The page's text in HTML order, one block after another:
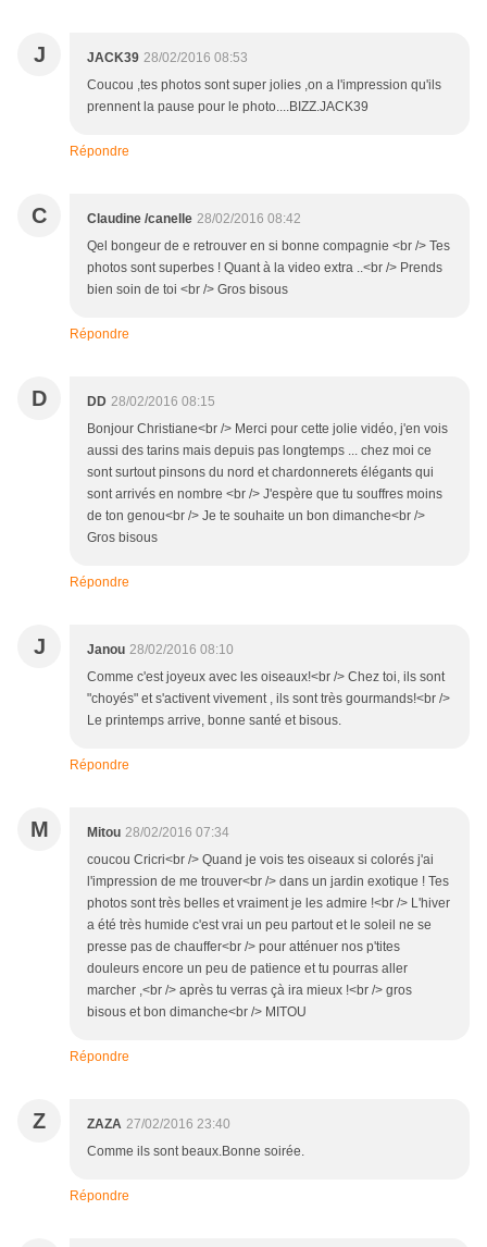
J JACK39 28/02/2016 08:53
Coucou ,tes photos sont super jolies ,on a l'impression qu'ils
prennent la pause pour le photo....BIZZ.JACK39
Répondre
C Claudine /canelle 28/02/2016 08:42
Qel bongeur de e retrouver en si bonne compagnie <br /> Tes
photos sont superbes ! Quant à la video extra ..<br /> Prends
bien soin de toi <br /> Gros bisous
Répondre
D DD 28/02/2016 08:15
Bonjour Christiane<br /> Merci pour cette jolie vidéo, j'en vois
aussi des tarins mais depuis pas longtemps ... chez moi ce
sont surtout pinsons du nord et chardonnerets élégants qui
sont arrivés en nombre <br /> J'espère que tu souffres moins
de ton genou<br /> Je te souhaite un bon dimanche<br />
Gros bisous
Répondre
J Janou 28/02/2016 08:10
Comme c'est joyeux avec les oiseaux!<br /> Chez toi, ils sont
"choyés" et s'activent vivement , ils sont très gourmands!<br />
Le printemps arrive, bonne santé et bisous.
Répondre
M Mitou 28/02/2016 07:34
coucou Cricri<br /> Quand je vois tes oiseaux si colorés j'ai
l'impression de me trouver<br /> dans un jardin exotique ! Tes
photos sont très belles et vraiment je les admire !<br /> L'hiver
a été très humide c'est vrai un peu partout et le soleil ne se
presse pas de chauffer<br /> pour atténuer nos p'tites
douleurs encore un peu de patience et tu pourras aller
marcher ,<br /> après tu verras çà ira mieux !<br /> gros
bisous et bon dimanche<br /> MITOU
Répondre
Z ZAZA 27/02/2016 23:40
Comme ils sont beaux.Bonne soirée.
Répondre